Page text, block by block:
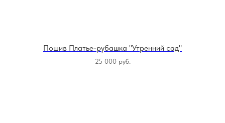
Пошив Платье-рубашка "Утренний сад"
25 000 руб.